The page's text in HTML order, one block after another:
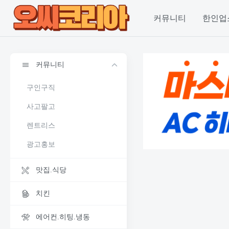
커뮤니티 한인업
커뮤니티
구인구직
사고팔고
렌트리스
광고홍보
맛집.식당
치킨
에어컨.히팅.냉동